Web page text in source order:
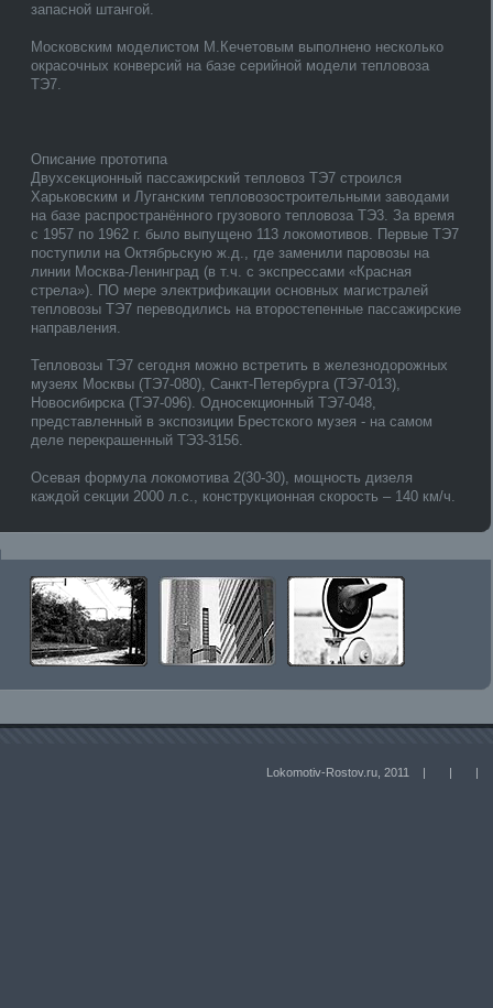
запасной штангой.
Московским моделистом М.Кечетовым выполнено несколько
окрасочных конверсий на базе серийной модели тепловоза
ТЭ7.
Описание прототипа
Двухсекционный пассажирский тепловоз ТЭ7 строился
Харьковским и Луганским тепловозостроительными заводами
на базе распространённого грузового тепловоза ТЭ3. За время
с 1957 по 1962 г. было выпущено 113 локомотивов. Первые ТЭ7
поступили на Октябрьскую ж.д., где заменили паровозы на
линии Москва-Ленинград (в т.ч. с экспрессами «Красная
стрела»). ПО мере электрификации основных магистралей
тепловозы ТЭ7 переводились на второстепенные пассажирские
направления.
Тепловозы ТЭ7 сегодня можно встретить в железнодорожных
музеях Москвы (ТЭ7-080), Санкт-Петербурга (ТЭ7-013),
Новосибирска (ТЭ7-096). Односекционный ТЭ7-048,
представленный в экспозиции Брестского музея - на самом
деле перекрашенный ТЭ3-3156.
Осевая формула локомотива 2(30-30), мощность дизеля
каждой секции 2000 л.с., конструкционная скорость – 140 км/ч.
Lokomotiv-Rostov.ru, 2011 | | |